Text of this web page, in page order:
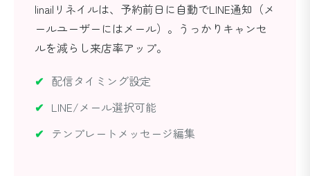
linailリネイルは、予約前日に自動でLINE通知（メ
ールユーザーにはメール）。うっかりキャンセ
ルを減らし来店率アップ。
配信タイミング設定
LINE/メール選択可能
テンプレートメッセージ編集